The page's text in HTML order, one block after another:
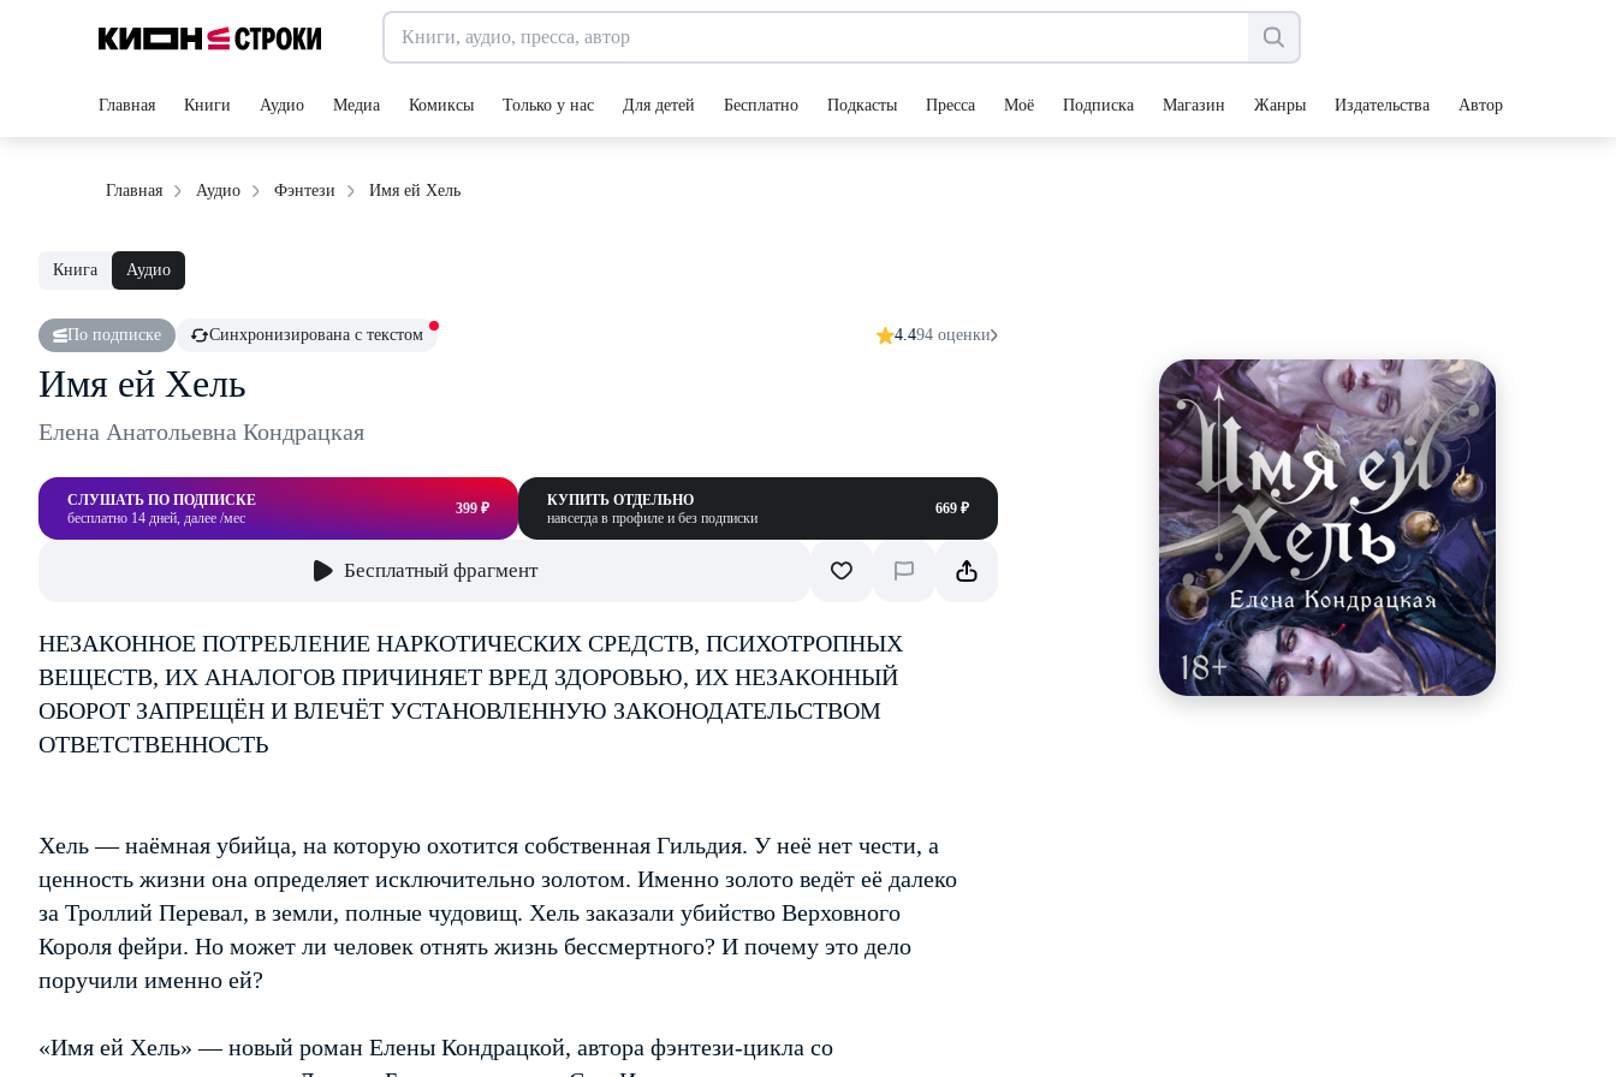
Главная Книги Аудио Медиа Комиксы Только у нас Для детей Бесплатно Подкасты Пресса Моё Подписка Магазин Жанры Издательства Авторы
Главная Аудио Фэнтези Имя ей Хель
Книга Аудио
По подписке Синхронизирована с текстом 4.494 оценки
Имя ей Хель
Елена Анатольевна Кондрацкая
СЛУШАТЬ ПО ПОДПИСКЕ
бесплатно 14 дней, далее /мес
399 ₽
КУПИТЬ ОТДЕЛЬНО
навсегда в профиле и без подписки
669 ₽
Бесплатный фрагмент
НЕЗАКОННОЕ ПОТРЕБЛЕНИЕ НАРКОТИЧЕСКИХ СРЕДСТВ, ПСИХОТРОПНЫХ
ВЕЩЕСТВ, ИХ АНАЛОГОВ ПРИЧИНЯЕТ ВРЕД ЗДОРОВЬЮ, ИХ НЕЗАКОННЫЙ
ОБОРОТ ЗАПРЕЩЁН И ВЛЕЧЁТ УСТАНОВЛЕННУЮ ЗАКОНОДАТЕЛЬСТВОМ
ОТВЕТСТВЕННОСТЬ
Хель — наёмная убийца, на которую охотится собственная Гильдия. У неё нет чести, а
ценность жизни она определяет исключительно золотом. Именно золото ведёт её далеко
за Троллий Перевал, в земли, полные чудовищ. Хель заказали убийство Верховного
Короля фейри. Но может ли человек отнять жизнь бессмертного? И почему это дело
поручили именно ей?
«Имя ей Хель» — новый роман Елены Кондрацкой, автора фэнтези-цикла со